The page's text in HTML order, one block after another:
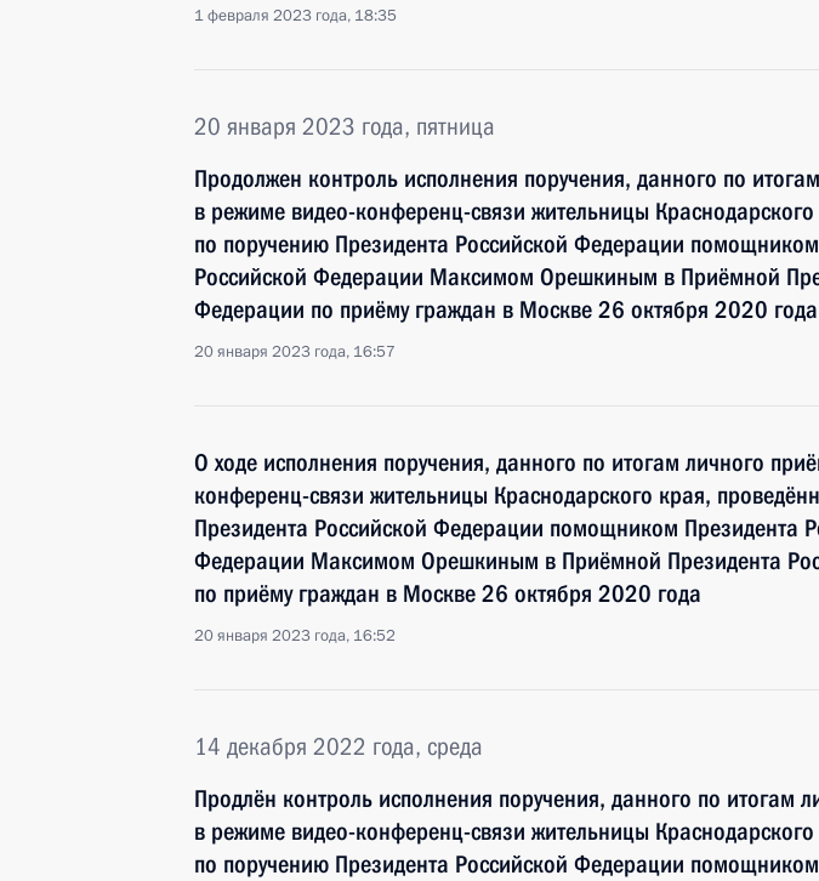
1 февраля 2023 года, 18:35
20 января 2023 года, пятница
Продолжен контроль исполнения поручения, данного по
в режиме видео-конференц-связи жительницы
по поручению Президента Российской Федерации
Российской Федерации Максимом Орешкиным в Приёмной
Федерации по приёму граждан в Москве 26 октября 2020 года
20 января 2023 года, 16:57
О ходе исполнения поручения, данного по итогам личного
конференц-связи жительницы Краснодарского края,
Президента Российской Федерации помощником Президента
Федерации Максимом Орешкиным в Приёмной Президента
по приёму граждан в Москве 26 октября 2020 года
20 января 2023 года, 16:52
14 декабря 2022 года, среда
Продлён контроль исполнения поручения, данного по итогам
в режиме видео-конференц-связи жительницы
по поручению Президента Российской Федерации